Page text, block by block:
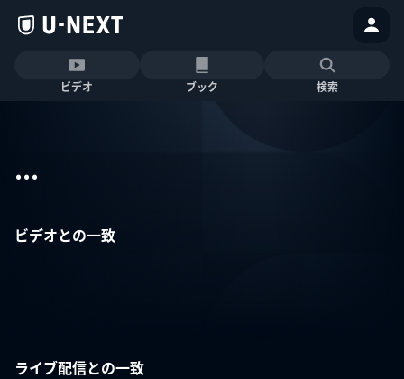
ビデオ ブック 検索
...
ビデオとの一致
ライブ配信との一致